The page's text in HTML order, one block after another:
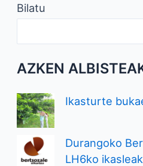
Bilatu
AZKEN
Ikasturte
Durangoko
LH6ko ikasleak